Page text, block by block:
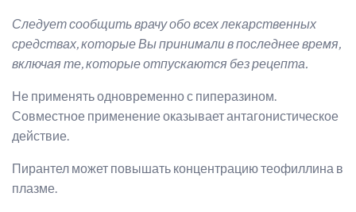
Следует сообщить врачу обо всех лекарственных
средствах, которые Вы принимали в последнее время,
включая те, которые отпускаются без рецепта.
Не применять одновременно с пиперазином.
Совместное применение оказывает антагонистическое
действие.
Пирантел может повышать концентрацию теофиллина в
плазме.